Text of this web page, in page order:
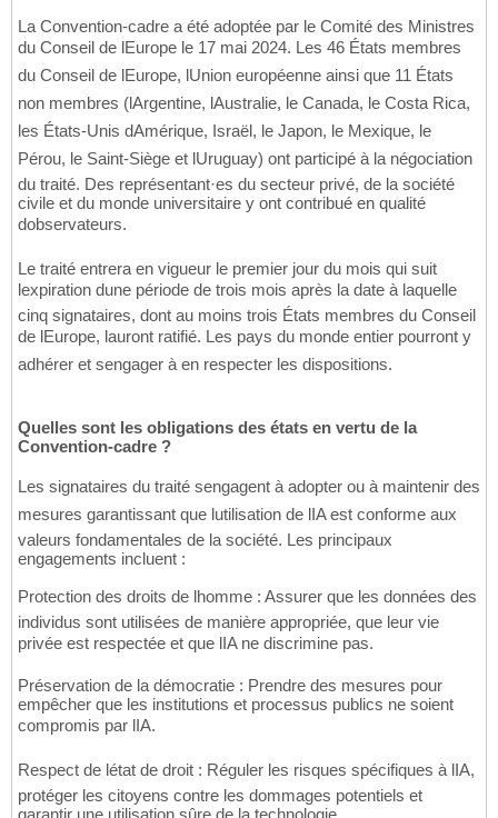
La Convention-cadre a été adoptée par le Comité des Ministres
du Conseil de lEurope le 17 mai 2024. Les 46 États membres
du Conseil de lEurope, lUnion européenne ainsi que 11 États
non membres (lArgentine, lAustralie, le Canada, le Costa Rica,
les États-Unis dAmérique, Israël, le Japon, le Mexique, le
Pérou, le Saint-Siège et lUruguay) ont participé à la négociation
du traité. Des représentant·es du secteur privé, de la société
civile et du monde universitaire y ont contribué en qualité
dobservateurs.
Le traité entrera en vigueur le premier jour du mois qui suit
lexpiration dune période de trois mois après la date à laquelle
cinq signataires, dont au moins trois États membres du Conseil
de lEurope, lauront ratifié. Les pays du monde entier pourront y
adhérer et sengager à en respecter les dispositions.
Quelles sont les obligations des états en vertu de la
Convention-cadre ?
Les signataires du traité sengagent à adopter ou à maintenir des
mesures garantissant que lutilisation de lIA est conforme aux
valeurs fondamentales de la société. Les principaux
engagements incluent :
Protection des droits de lhomme : Assurer que les données des
individus sont utilisées de manière appropriée, que leur vie
privée est respectée et que lIA ne discrimine pas.
Préservation de la démocratie : Prendre des mesures pour
empêcher que les institutions et processus publics ne soient
compromis par lIA.
Respect de létat de droit : Réguler les risques spécifiques à lIA,
protéger les citoyens contre les dommages potentiels et